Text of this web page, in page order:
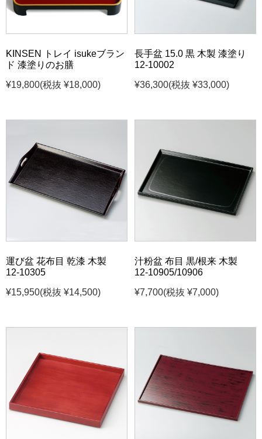
KINSEN トレイ isukeブラン
ド 漆塗りのお膳
¥19,800(税抜 ¥18,000)
長手盆 15.0 黒 木製 漆塗り
12-10002
¥36,300(税抜 ¥33,000)
運び盆 花布目 乾漆 木製
12-10305
¥15,950(税抜 ¥14,500)
汁粉盆 布目 黒/根来 木製
12-10905/10906
¥7,700(税抜 ¥7,000)